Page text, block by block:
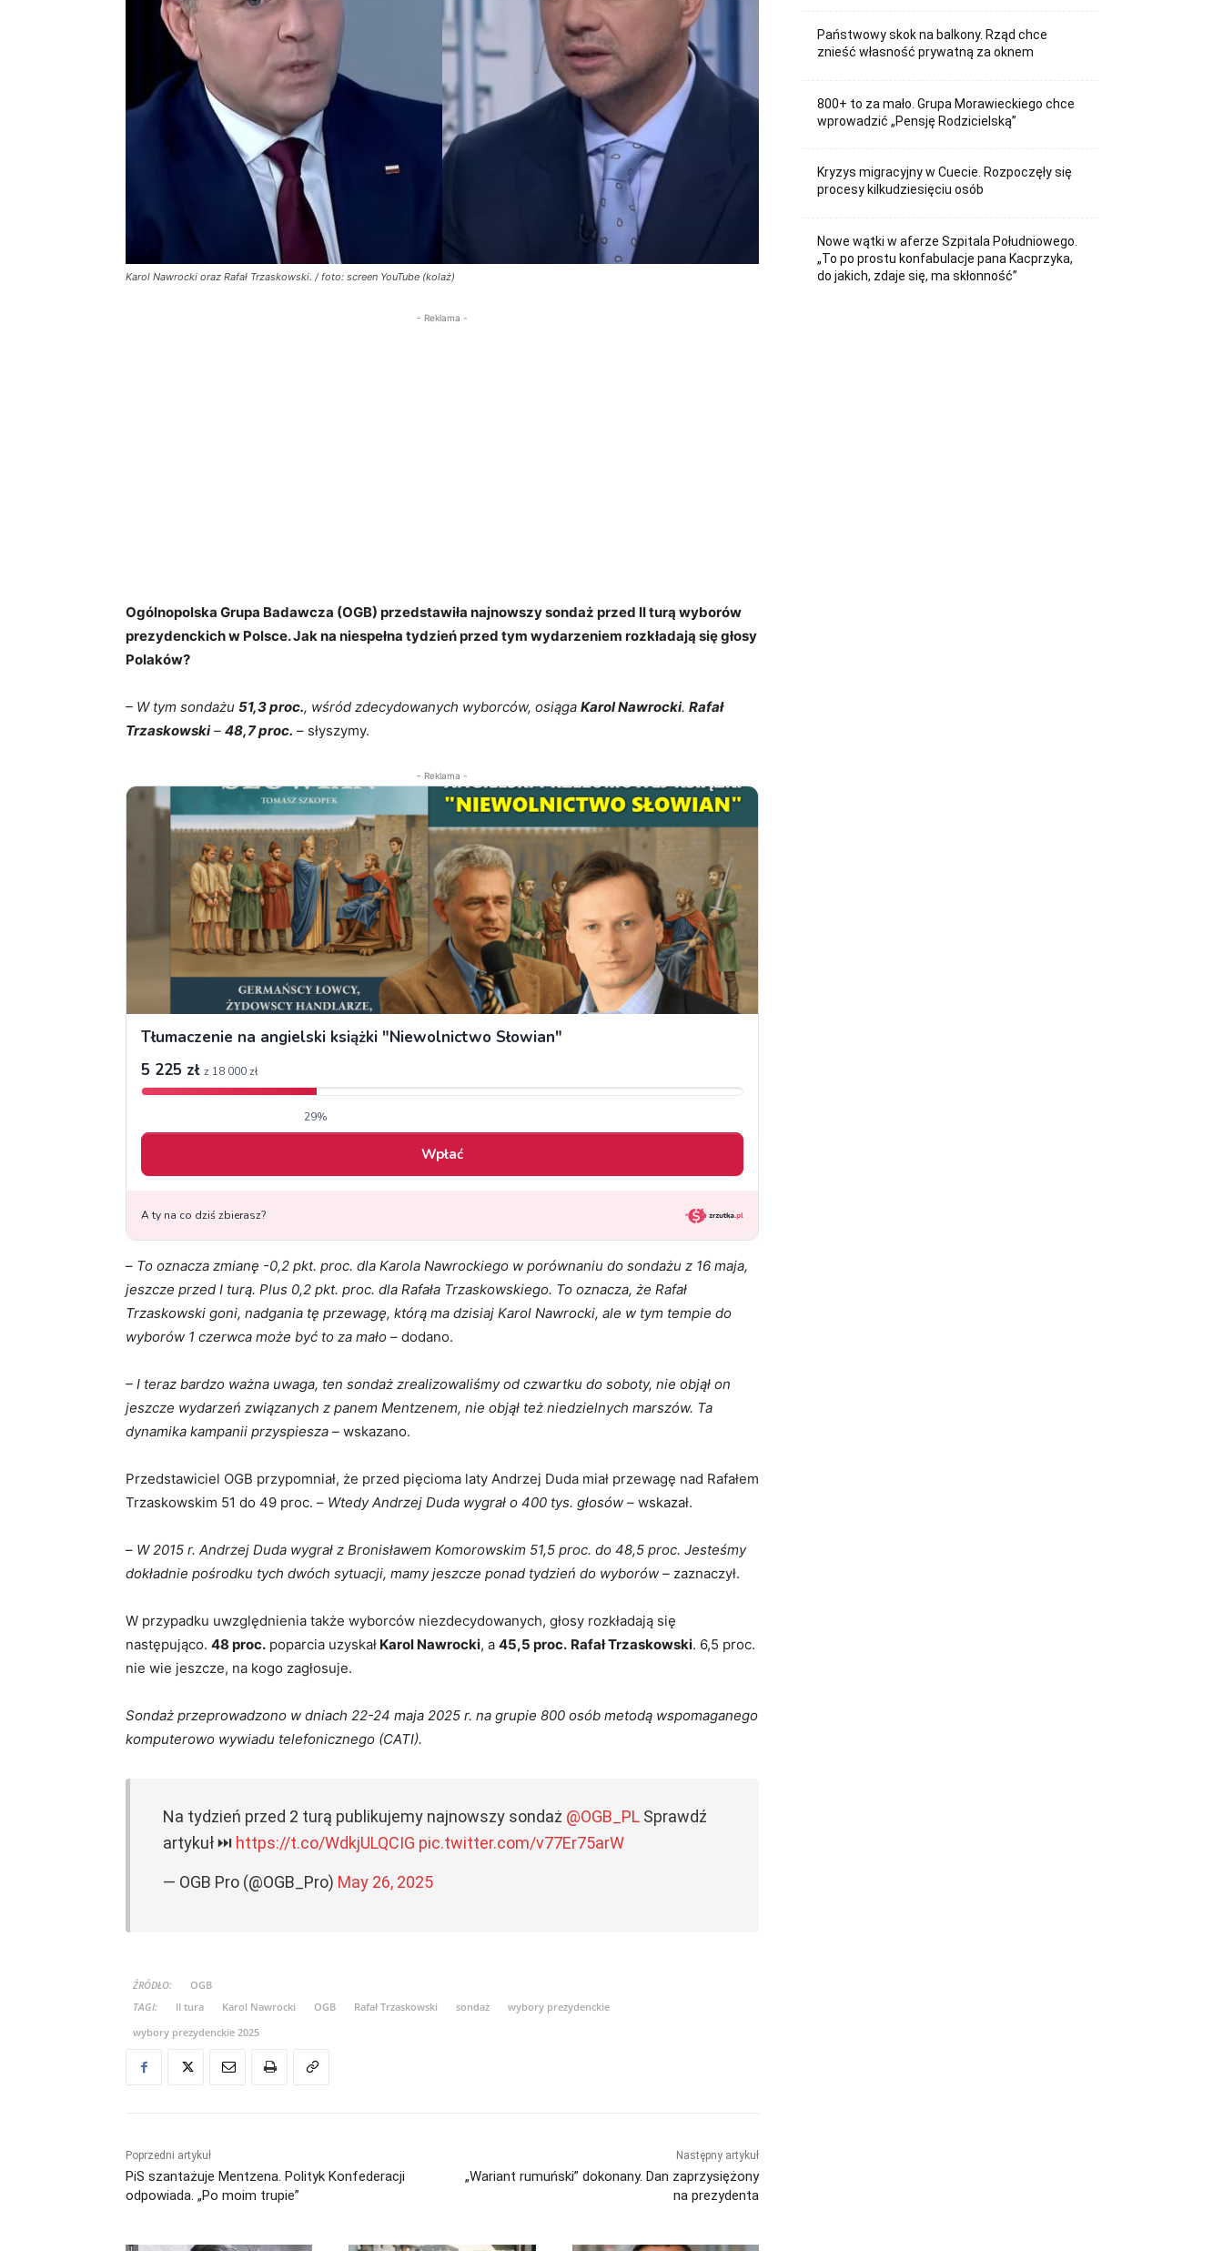
Karol Nawrocki oraz Rafał Trzaskowski. / foto: screen YouTube (kolaż)
- Reklama -
Ogólnopolska Grupa Badawcza (OGB) przedstawiła najnowszy sondaż przed II turą wyborów
prezydenckich w Polsce. Jak na niespełna tydzień przed tym wydarzeniem rozkładają się głosy
Polaków?
– W tym sondażu 51,3 proc., wśród zdecydowanych wyborców, osiąga Karol Nawrocki. Rafał
Trzaskowski– 48,7 proc. – słyszymy.
- Reklama -
– To oznacza zmianę -0,2 pkt. proc. dla Karola Nawrockiego w porównaniu do sondażu z 16 maja,
jeszcze przed I turą. Plus 0,2 pkt. proc. dla Rafała Trzaskowskiego. To oznacza, że Rafał
Trzaskowski goni, nadgania tę przewagę, którą ma dzisiaj Karol Nawrocki, ale w tym tempie do
wyborów 1 czerwca może być to za mało – dodano.
– I teraz bardzo ważna uwaga, ten sondaż zrealizowaliśmy od czwartku do soboty, nie objął on
jeszcze wydarzeń związanych z panem Mentzenem, nie objął też niedzielnych marszów. Ta
dynamika kampanii przyspiesza – wskazano.
Przedstawiciel OGB przypomniał, że przed pięcioma laty Andrzej Duda miał przewagę nad Rafałem
Trzaskowskim 51 do 49 proc. – Wtedy Andrzej Duda wygrał o 400 tys. głosów – wskazał.
– W 2015 r. Andrzej Duda wygrał z Bronisławem Komorowskim 51,5 proc. do 48,5 proc. Jesteśmy
dokładnie pośrodku tych dwóch sytuacji, mamy jeszcze ponad tydzień do wyborów – zaznaczył.
W przypadku uwzględnienia także wyborców niezdecydowanych, głosy rozkładają się
następująco. 48 proc. poparcia uzyskał Karol Nawrocki, a 45,5 proc. Rafał Trzaskowski. 6,5 proc.
nie wie jeszcze, na kogo zagłosuje.
Sondaż przeprowadzono w dniach 22-24 maja 2025 r. na grupie 800 osób metodą wspomaganego
komputerowo wywiadu telefonicznego (CATI).
Na tydzień przed 2 turą publikujemy najnowszy sondaż @OGB_PL Sprawdź
artykuł ⏭️ https://t.co/WdkjULQCIG pic.twitter.com/v77Er75arW
— OGB Pro (@OGB_Pro) May 26, 2025
ŹRÓDŁO:
OGB
TAGI:
II tura Karol Nawrocki OGB Rafał Trzaskowski sondaż
wybory prezydenckie
wybory prezydenckie 2025
Poprzedni artykuł
PiS szantażuje Mentzena. Polityk Konfederacji
odpowiada. „Po moim trupie”
Następny artykuł
„Wariant rumuński” dokonany. Dan zaprzysiężony
na prezydenta
Państwowy skok na balkony. Rząd chce
znieść własność prywatną za oknem
800+ to za mało. Grupa Morawieckiego chce
wprowadzić „Pensję Rodzicielską”
Kryzys migracyjny w Cuecie. Rozpoczęły się
procesy kilkudziesięciu osób
Nowe wątki w aferze Szpitala Południowego.
„To po prostu konfabulacje pana Kacprzyka,
do jakich, zdaje się, ma skłonność”